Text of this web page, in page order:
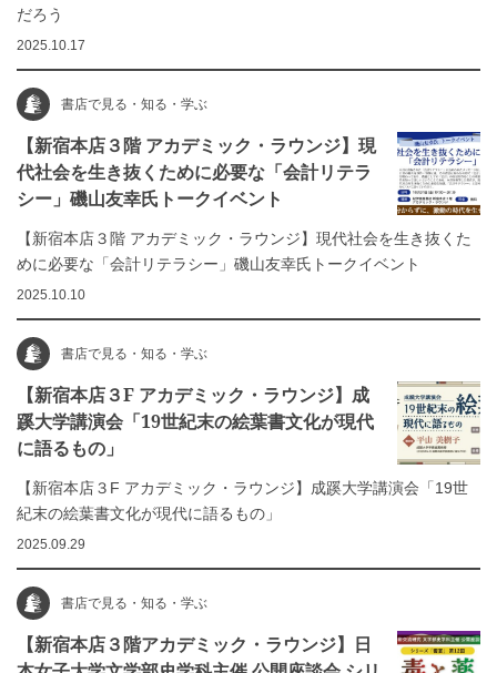
だろう
2025.10.17
書店で見る・知る・学ぶ
【新宿本店３階 アカデミック・ラウンジ】現
代社会を生き抜くために必要な「会計リテラ
シー」磯山友幸氏トークイベント
【新宿本店３階 アカデミック・ラウンジ】現代社会を生き抜くた
めに必要な「会計リテラシー」磯山友幸氏トークイベント
2025.10.10
書店で見る・知る・学ぶ
【新宿本店３F アカデミック・ラウンジ】成
蹊大学講演会「19世紀末の絵葉書文化が現代
に語るもの」
【新宿本店３F アカデミック・ラウンジ】成蹊大学講演会「19世
紀末の絵葉書文化が現代に語るもの」
2025.09.29
書店で見る・知る・学ぶ
【新宿本店３階アカデミック・ラウンジ】日